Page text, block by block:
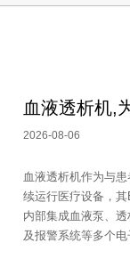
2026-08-06
血液透析机作为与
续运行医疗设备，
内部集成血液泵、
及报警系统等多个电